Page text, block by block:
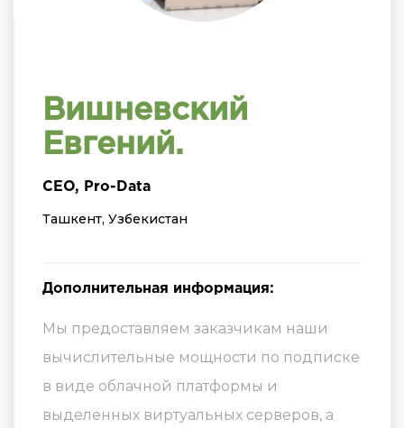
Вишневский
Евгений.
CEO, Pro-Data
Ташкент, Узбекистан
Дополнительная информация:
Мы предоставляем заказчикам наши
вычислительные мощности по подписке
в виде облачной платформы и
выделенных виртуальных серверов, а